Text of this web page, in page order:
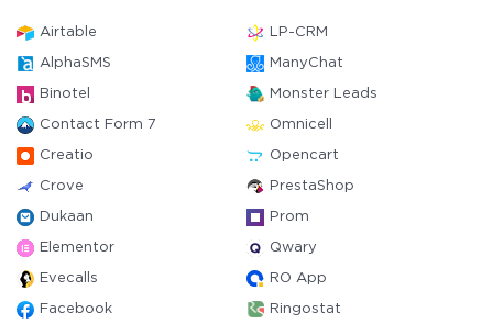
Airtable LP-CRM
AlphaSMS ManyChat
Binotel Monster Leads
Contact Form 7 Omnicell
Creatio Opencart
Crove PrestaShop
Dukaan Prom
Elementor Qwary
Evecalls RO App
Facebook Ringostat